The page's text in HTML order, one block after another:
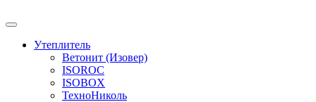
Утеплитель
Ветонит (Изовер)
ISOROC
ISOBOX
ТехноНиколь